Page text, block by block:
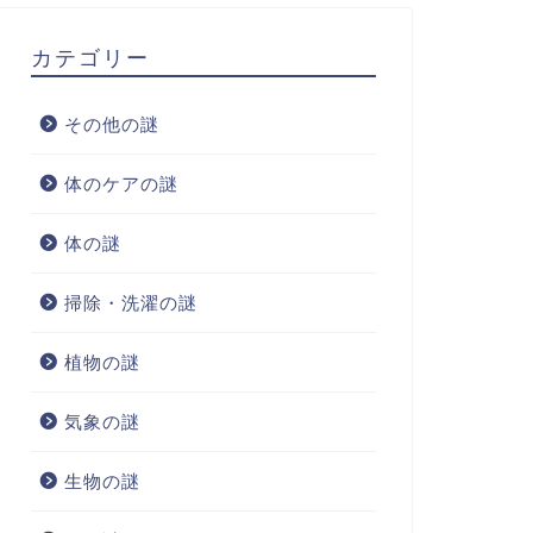
カテゴリー
その他の謎
体のケアの謎
体の謎
掃除・洗濯の謎
植物の謎
気象の謎
生物の謎